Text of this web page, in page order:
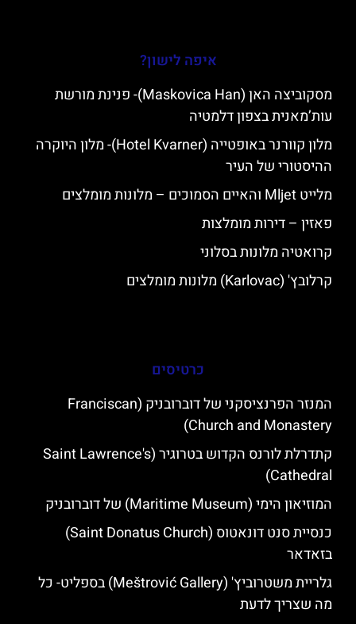
איפה לישון?
מסקוביצה האן (Maskovica Han)- פנינת מורשת
עות’מאנית בצפון דלמטיה
מלון קוורנר באופטייה (Hotel Kvarner)- מלון היוקרה
ההיסטורי של העיר
מלייט Mljet והאיים הסמוכים – מלונות מומלצים
פאזין – דירות מומלצות
קרואטיה מלונות בסלוני
קרלובץ' (Karlovac) מלונות מומלצים
כרטיסים
המנזר הפרנציסקני של דוברובניק (Franciscan
Church and Monastery)
קתדרלת לורנס הקדוש בטרוגיר (Saint Lawrence's
Cathedral)
המוזיאון הימי (Maritime Museum) של דוברובניק
כנסיית סנט דונאטוס (Saint Donatus Church)
בזאדאר
גלריית משטרוביץ' (Meštrović Gallery) בספליט- כל
מה שצריך לדעת